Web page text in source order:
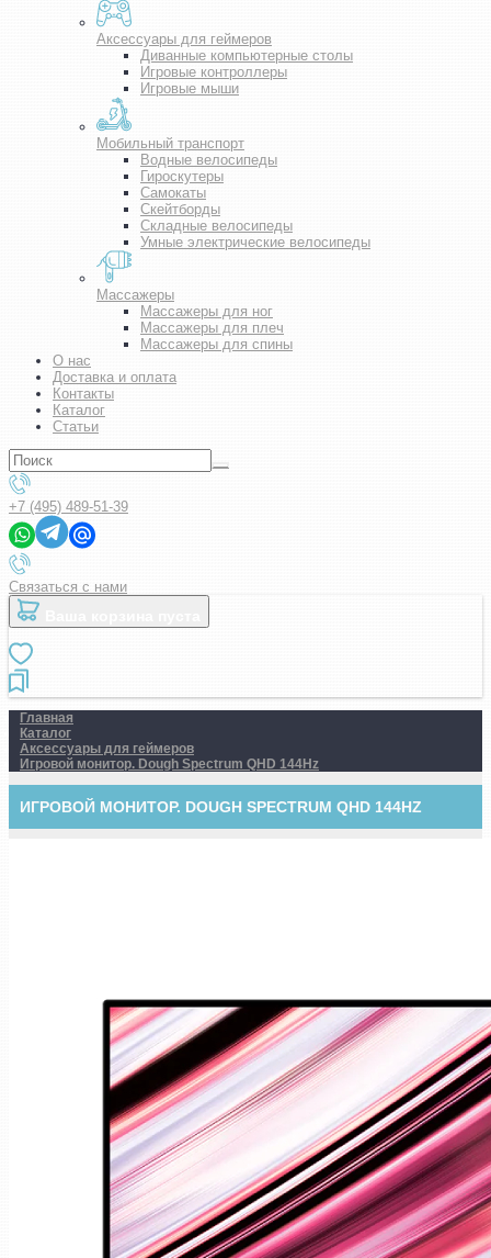
Аксессуары для геймеров
Диванные компьютерные столы
Игровые контроллеры
Игровые мыши
Мобильный транспорт
Водные велосипеды
Гироскутеры
Самокаты
Скейтборды
Складные велосипеды
Умные электрические велосипеды
Массажеры
Массажеры для ног
Массажеры для плеч
Массажеры для спины
О нас
Доставка и оплата
Контакты
Каталог
Статьи
+7 (495) 489-51-39
Связаться с нами
Главная
Каталог
Аксессуары для геймеров
Игровой монитор. Dough Spectrum QHD 144Hz
ИГРОВОЙ МОНИТОР. DOUGH SPECTRUM QHD 144HZ